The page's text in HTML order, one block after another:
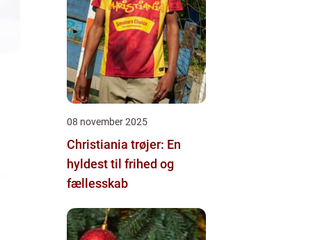
08 november 2025
Christiania trøjer: En
hyldest til frihed og
fællesskab